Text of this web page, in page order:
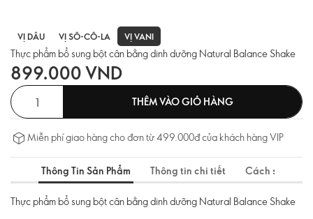
VỊ DÂU VỊ SÔ-CÔ-LA VỊ VANI
Thực phẩm bổ sung bột cân bằng dinh dưỡng Natural Balance Shake
899.000 VND
THÊM VÀO GIỎ HÀNG
Miễn phí giao hàng cho đơn từ 499.000đ của khách hàng VIP
Thông Tin Sản Phẩm Thông tin chi tiết Cách sử dụng
Thực phẩm bổ sung bột cân bằng dinh dưỡng Natural Balance Shake